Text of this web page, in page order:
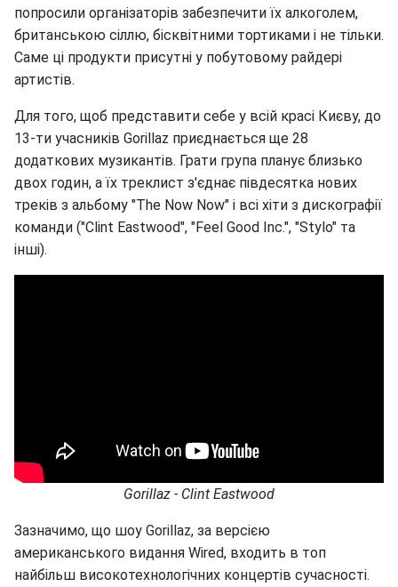
попросили організаторів забезпечити їх алкоголем,
британською сіллю, бісквітними тортиками і не тільки.
Саме ці продукти присутні у побутовому райдері
артистів.
Для того, щоб представити себе у всій красі Києву, до
13-ти учасників Gorillaz приєднається ще 28
додаткових музикантів. Грати група планує близько
двох годин, а їх треклист з'єднає півдесятка нових
треків з альбому "The Now Now" і всі хіти з дискографії
команди ("Clint Eastwood", "Feel Good Inc.", "Stylo" та
інші).
Gorillaz - Clint Eastwood
Зазначимо, що шоу Gorillaz, за версією
американського видання Wired, входить в топ
найбільш високотехнологічних концертів сучасності.